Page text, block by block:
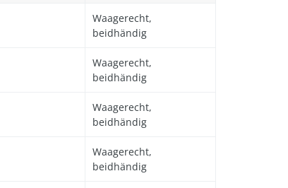
Waagerecht,
beidhändig
Waagerecht,
beidhändig
Waagerecht,
beidhändig
Waagerecht,
beidhändig